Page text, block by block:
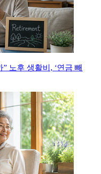
노후 생활비, ‘연금 빼